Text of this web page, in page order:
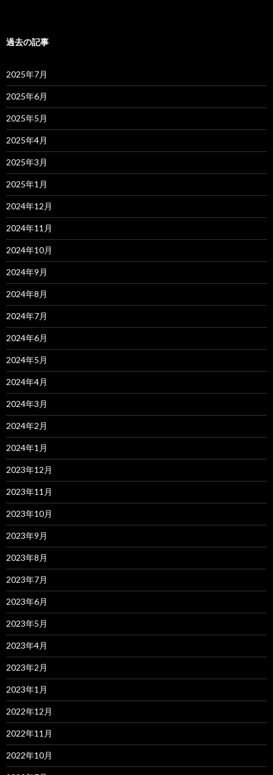
過去の記事
2025年7月
2025年6月
2025年5月
2025年4月
2025年3月
2025年1月
2024年12月
2024年11月
2024年10月
2024年9月
2024年8月
2024年7月
2024年6月
2024年5月
2024年4月
2024年3月
2024年2月
2024年1月
2023年12月
2023年11月
2023年10月
2023年9月
2023年8月
2023年7月
2023年6月
2023年5月
2023年4月
2023年2月
2023年1月
2022年12月
2022年11月
2022年10月